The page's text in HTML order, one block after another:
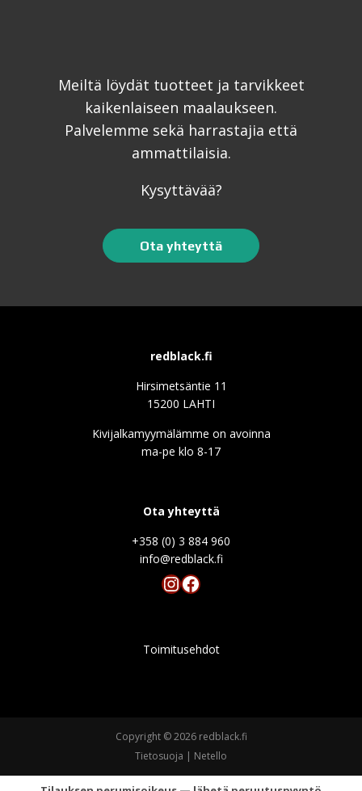
Meiltä löydät tuotteet ja tarvikkeet
kaikenlaiseen maalaukseen.
Palvelemme sekä harrastajia että
ammattilaisia.
Kysyttävää?
Ota yhteyttä
redblack.fi
Hirsimetsäntie 11
15200 LAHTI
Kivijalkamyymälämme on avoinna
ma-pe klo 8-17
Ota yhteyttä
+358 (0) 3 884 960
info@redblack.f
Instagram
Facebook
Toimitusehdot
Copyright © 2026 redblack.fi
Tietosuoja | Netello